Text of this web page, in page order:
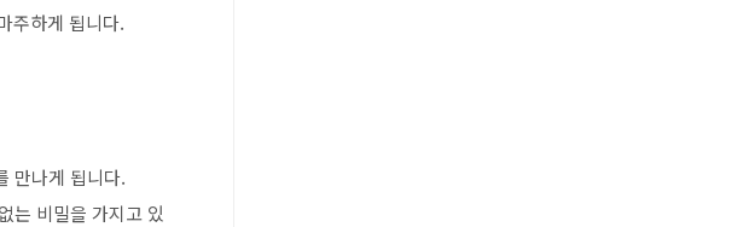
주하게 됩니다.
만나게 됩니다.
는 비밀을 가지고 있